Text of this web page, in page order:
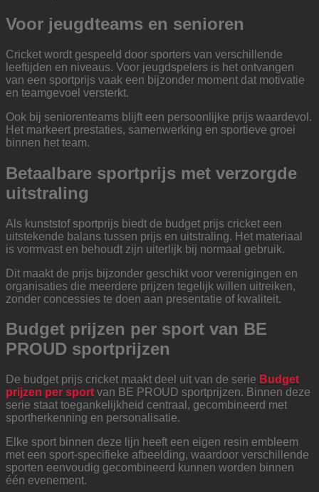
Voor jeugdteams en senioren
Cricket wordt gespeeld door sporters van verschillende
leeftijden en niveaus. Voor jeugdspelers is het ontvangen
van een sportprijs vaak een bijzonder moment dat motivatie
en teamgevoel versterkt.
Ook bij seniorenteams blijft een persoonlijke prijs waardevol.
Het markeert prestaties, samenwerking en sportieve groei
binnen het team.
Betaalbare sportprijs met verzorgde
uitstraling
Als kunststof sportprijs biedt de budget prijs cricket een
uitstekende balans tussen prijs en uitstraling. Het materiaal
is vormvast en behoudt zijn uiterlijk bij normaal gebruik.
Dit maakt de prijs bijzonder geschikt voor verenigingen en
organisaties die meerdere prijzen tegelijk willen uitreiken,
zonder concessies te doen aan presentatie of kwaliteit.
Budget prijzen per sport van BE
PROUD sportprijzen
De budget prijs cricket maakt deel uit van de serie Budget
prijzen per sport van BE PROUD sportprijzen. Binnen deze
serie staat toegankelijkheid centraal, gecombineerd met
sportherkenning en personalisatie.
Elke sport binnen deze lijn heeft een eigen resin embleem
met een sport-specifieke afbeelding, waardoor verschillende
sporten eenvoudig gecombineerd kunnen worden binnen
één evenement.